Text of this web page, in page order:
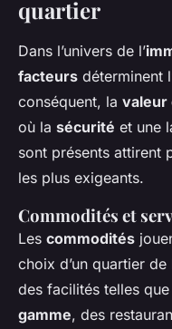
quartier
Dans l’univers de l’
facteurs déterminent
conséquent, la valeur
où la sécurité et une
sont présents attirent
les plus exigeants.
Commodités et
Les commodités
choix d’un quartier
des facilités telles
gamme, des